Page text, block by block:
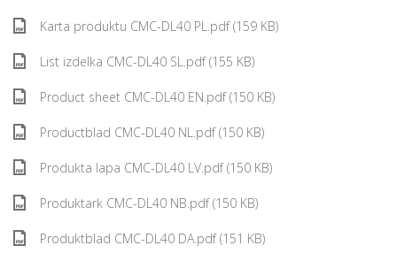
Karta produktu CMC-DL40 PL.pdf (159 KB)
List izdelka CMC-DL40 SL.pdf (155 KB)
Product sheet CMC-DL40 EN.pdf (150 KB)
Productblad CMC-DL40 NL.pdf (150 KB)
Produkta lapa CMC-DL40 LV.pdf (150 KB)
Produktark CMC-DL40 NB.pdf (150 KB)
Produktblad CMC-DL40 DA.pdf (151 KB)